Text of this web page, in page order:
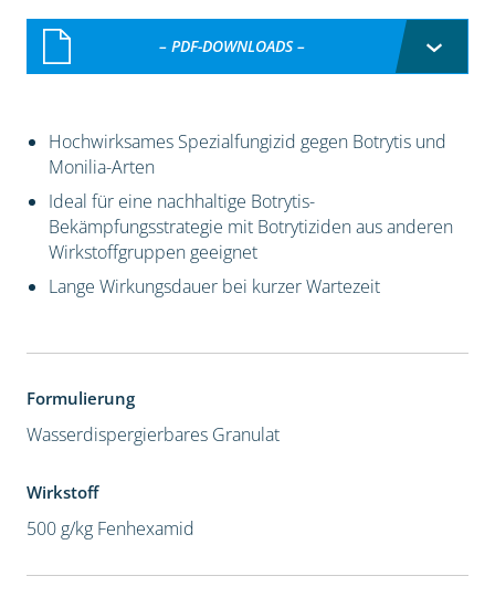
– PDF-DOWNLOADS –
Hochwirksames Spezialfungizid gegen Botrytis und
Monilia-Arten
Ideal für eine nachhaltige Botrytis-
Bekämpfungsstrategie mit Botrytiziden aus anderen
Wirkstoffgruppen geeignet
Lange Wirkungsdauer bei kurzer Wartezeit
Formulierung
Wasserdispergierbares Granulat
Wirkstoff
500 g/kg Fenhexamid